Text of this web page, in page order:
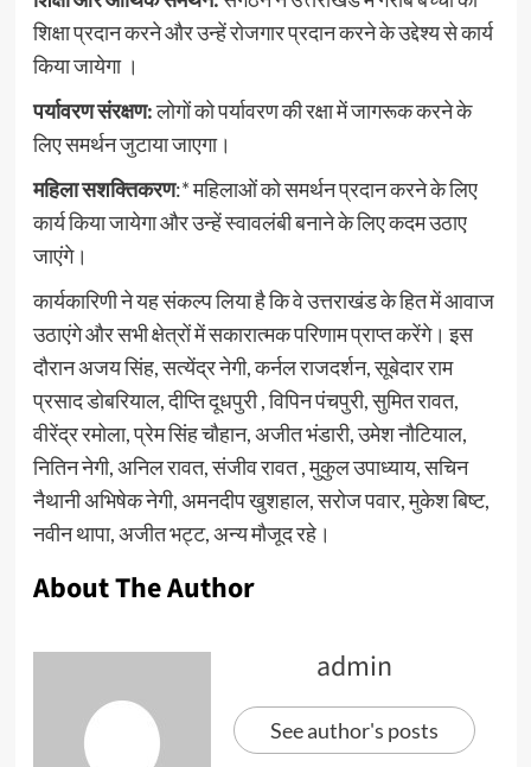
शिक्षा प्रदान करने और उन्हें रोजगार प्रदान करने के उद्देश्य से कार्य
किया जायेगा ।
पर्यावरण संरक्षण:लोगों को पर्यावरण की रक्षा में जागरूक करने के
लिए समर्थन जुटाया जाएगा।
महिला सशक्तिकरण:* महिलाओं को समर्थन प्रदान करने के लिए
कार्य किया जायेगा और उन्हें स्वावलंबी बनाने के लिए कदम उठाए
जाएंगे।
कार्यकारिणी ने यह संकल्प लिया है कि वे उत्तराखंड के हित में आवाज
उठाएंगे और सभी क्षेत्रों में सकारात्मक परिणाम प्राप्त करेंगे। इस
दौरान अजय सिंह, सत्येंद्र नेगी, कर्नल राजदर्शन, सूबेदार राम
प्रसाद डोबरियाल, दीप्ति दूधपुरी , विपिन पंचपुरी, सुमित रावत,
वीरेंद्र रमोला, प्रेम सिंह चौहान, अजीत भंडारी, उमेश नौटियाल,
नितिन नेगी, अनिल रावत, संजीव रावत , मुकुल उपाध्याय, सचिन
नैथानी अभिषेक नेगी, अमनदीप खुशहाल, सरोज पवार, मुकेश बिष्ट,
नवीन थापा, अजीत भट्ट, अन्य मौजूद रहे।
About The Author
admin
See author's posts